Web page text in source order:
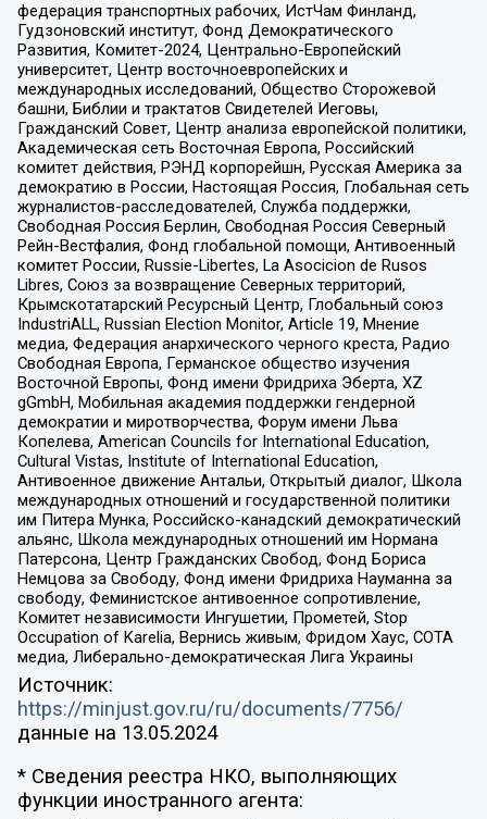
федерация транспортных рабочих, ИстЧам Финланд,
Гудзоновский институт, Фонд Демократического
Развития, Комитет-2024, Центрально-Европейский
университет, Центр восточноевропейских и
международных исследований, Общество Сторожевой
башни, Библии и трактатов Свидетелей Иеговы,
Гражданский Совет, Центр анализа европейской политики,
Академическая сеть Восточная Европа, Российский
комитет действия, РЭНД корпорейшн, Русская Америка за
демократию в России, Настоящая Россия, Глобальная сеть
журналистов-расследователей, Служба поддержки,
Свободная Россия Берлин, Свободная Россия Северный
Рейн-Вестфалия, Фонд глобальной помощи, Антивоенный
комитет России, Russie-Libertes, La Asocicion de Rusos
Libres, Союз за возвращение Северных территорий,
Крымскотатарский Ресурсный Центр, Глобальный союз
IndustriALL, Russian Election Monitor, Article 19, Мнение
медиа, Федерация анархического черного креста, Радио
Свободная Европа, Германское общество изучения
Восточной Европы, Фонд имени Фридриха Эберта, XZ
gGmbH, Мобильная академия поддержки гендерной
демократии и миротворчества, Форум имени Льва
Копелева, American Councils for International Education,
Cultural Vistas, Institute of International Education,
Антивоенное движение Антальи, Открытый диалог, Школа
международных отношений и государственной политики
им Питера Мунка, Российско-канадский демократический
альянс, Школа международных отношений им Нормана
Патерсона, Центр Гражданских Свобод, Фонд Бориса
Немцова за Свободу, Фонд имени Фридриха Науманна за
свободу, Феминистское антивоенное сопротивление,
Комитет независимости Ингушетии, Прометей, Stop
Occupation of Karelia, Вернись живым, Фридом Хаус, СОТА
медиа, Либерально-демократическая Лига Украины
Источник:
https://minjust.gov.ru/ru/documents/7756/
данные на 13.05.2024
* Сведения реестра НКО, выполняющих
функции иностранного агента: